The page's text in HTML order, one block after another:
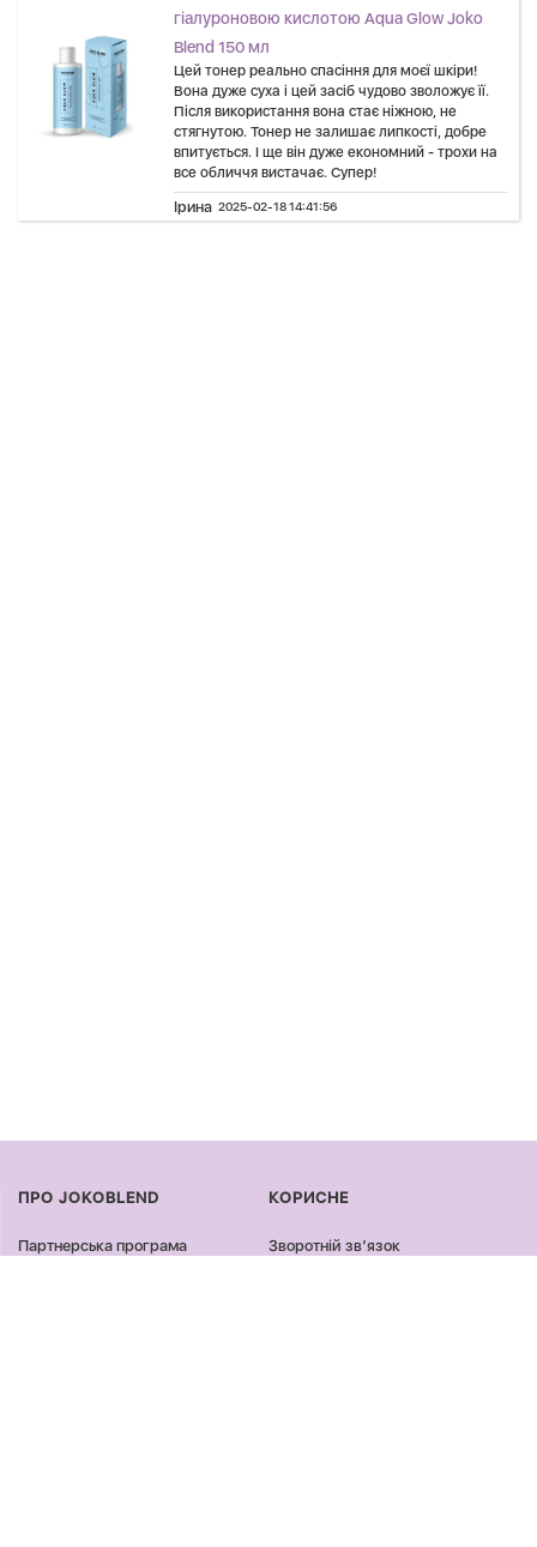
гіалуроновою кислотою Aqua Glow Joko
Blend 150 мл
Цей тонер реально спасіння для моєї шкіри!
Вона дуже суха і цей засіб чудово зволожує її.
Після використання вона стає ніжною, не
стягнутою. Тонер не залишає липкості, добре
впитується. І ще він дуже економний - трохи на
все обличчя вистачає. Супер!
Ірина 2025-02-18 14:41:56
ПРО JOKOBLEND
Партнерська програма
КОРИСНЕ
Зворотній звʼязок